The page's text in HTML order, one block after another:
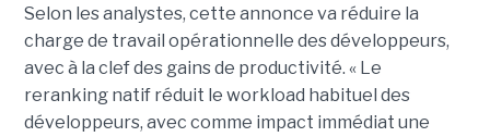
Selon les analystes, cette annonce va réduire la
charge de travail opérationnelle des développeurs,
avec à la clef des gains de productivité. « Le
reranking natif réduit le workload habituel des
développeurs, avec comme impact immédiat une